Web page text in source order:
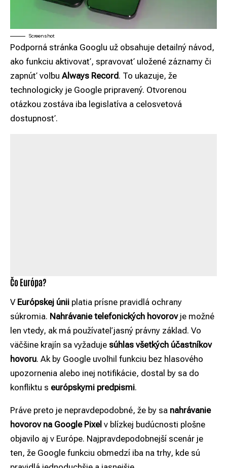
Screenshot
Podporná stránka Googlu už obsahuje detailný návod,
ako funkciu aktivovať, spravovať uložené záznamy či
zapnúť voľbu Always Record. To ukazuje, že
technologicky je Google pripravený. Otvorenou
otázkou zostáva iba legislatíva a celosvetová
dostupnosť.
Čo Európa?
V Európskej únii platia prísne pravidlá ochrany
súkromia. Nahrávanie telefonických hovorovje možné
len vtedy, ak má používateľ jasný právny základ. Vo
väčšine krajín sa vyžaduje súhlas všetkých účastníkov
hovoru. Ak by Google uvoľnil funkciu bez hlasového
upozornenia alebo inej notifikácie, dostal by sa do
konfliktu s európskymi predpismi.
Práve preto je nepravdepodobné, že by sa nahrávanie
hovorov na Google Pixel v blízkej budúcnosti plošne
objavilo aj v Európe. Najpravdepodobnejší scenár je
ten, že Google funkciu obmedzí iba na trhy, kde sú